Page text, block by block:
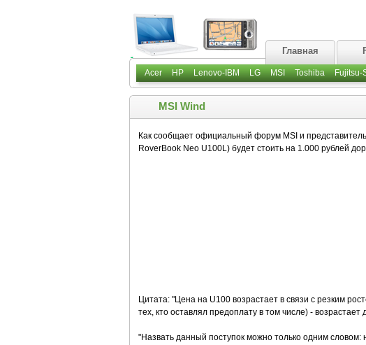
Главная
Acer HP Lenovo-IBM LG MSI Toshiba Fujitsu-
MSI Wind
Как сообщает официальный форум MSI и
RoverBook Neo U100L) будет стоить на 1.000 рублей
Цитата: "Цена на U100 возрастает в связи с резким
тех, кто оставлял предоплату в том числе) - возрастает
"Назвать данный поступок можно только одним словом: